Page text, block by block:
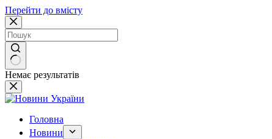
Перейти до вмісту
Немає результатів
Головна
Новини